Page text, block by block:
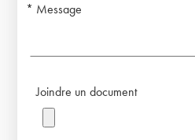
Message
Joindre un document